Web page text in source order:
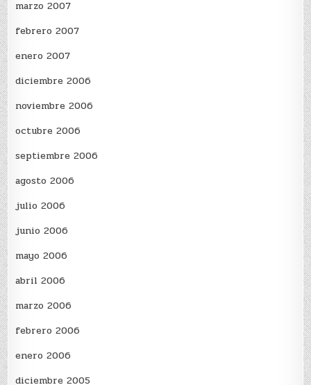
marzo 2007
febrero 2007
enero 2007
diciembre 2006
noviembre 2006
octubre 2006
septiembre 2006
agosto 2006
julio 2006
junio 2006
mayo 2006
abril 2006
marzo 2006
febrero 2006
enero 2006
diciembre 2005